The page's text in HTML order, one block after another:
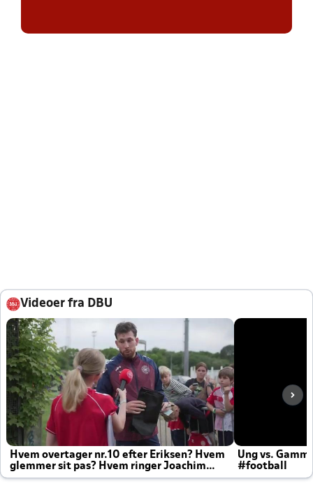
Videoer fra DBU
Hvem overtager nr.10 efter Eriksen? Hvem
glemmer sit pas? Hvem ringer Joachim
altid til efter kampe?
Ung vs.
#football